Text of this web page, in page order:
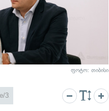
ფოტო: თიბისი